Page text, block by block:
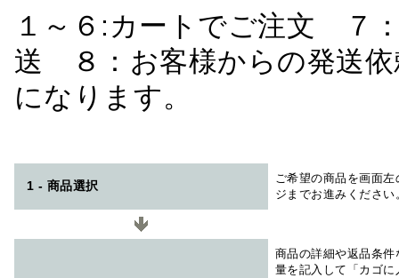
１～６:カートでご注文 ７
送 ８：お客様からの発送
になります。
1 - 商品選択
ご希望の商品を画面
ジまでお進みください
商品の詳細や返品条
量を記入して「カゴ